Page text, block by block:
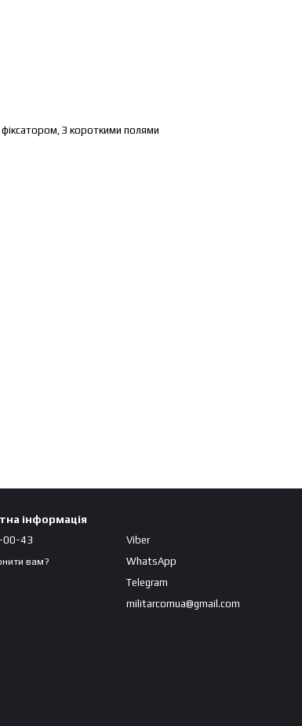
фіксатором, З короткими полями
інформація
00-43
вам?
Viber
WhatsApp
Telegram
militarcomua@gmail.com